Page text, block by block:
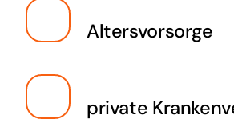
Altersvorsorge
private